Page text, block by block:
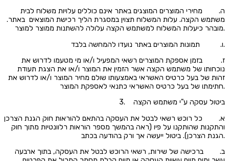
ה. מחירי המוצרים המוצגים באתר אינם כוללים עלויות משלוח לבית
משתמש הקצה. עלות המשלוח תצוין במסגרת הליך רכישת המוצאים באתר.
מובהר כיעלות המשלוח למשתמש הקצה עלולה להשתנות ממוצר למוצר.
ו. תמונות המוצרים באתר נועדו להמחשה בלבד.
ז. בזמן אספקת המוצרים רשאי המפעיל ו/או מי מטעמו לדרוש את
נוכחותו של משתמש הקצה אשר הזמין את המוצר ו/או את הצגת תעודת
זהות של בעל כרטיס האשראי באמצעותו שולם מחיר המוצר ו/או לדרוש את
חתימתו של בעל כרטיס האשראי כתנאי לאספקת המוצר.
3. ביטול עסקה ע"י משתמש הקצה
א. כל רוכש רשאי לבטל את העסקה בהתאם להוראות חוק הגנת הצרכן
והתקנות שהותקנו על פיו (ראה בהמשך מספר הוראות רלוונטיות מתוך חוק
הגנת הצרכן). ביטול ייעשה אך ורק בהודעה בכתב.
ב. ברכישה של שירות, רשאי הרוכש לבטל את העסקה, בתוך ארבעה